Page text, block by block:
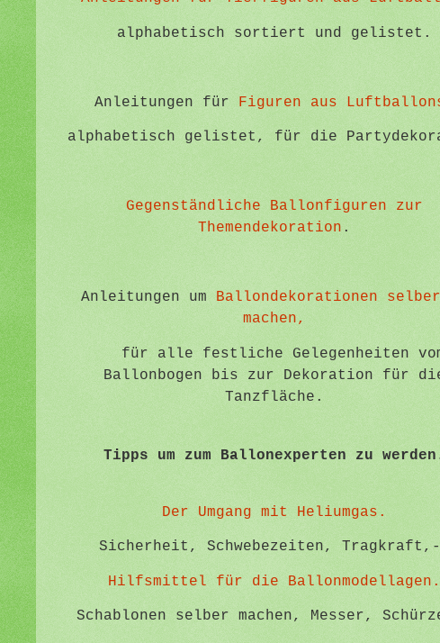
alphabetisch sortiert und gelistet.
Anleitungen für Figuren aus
alphabetisch gelistet, für die
Gegenständliche Ballonfiguren zur
Themendekoration .
Anleitungen um Ballondekorationen
machen,
für alle festliche Gelegenheiten
Ballonbogen bis zur Dekoration für
Tanzfläche.
Tipps um zum Ballonexperten zu
Der Umgang mit Heliumgas.
Sicherheit, Schwebezeiten,
Hilfsmittel für die Ballonmodellagen.
Schablonen selber machen, Messer,